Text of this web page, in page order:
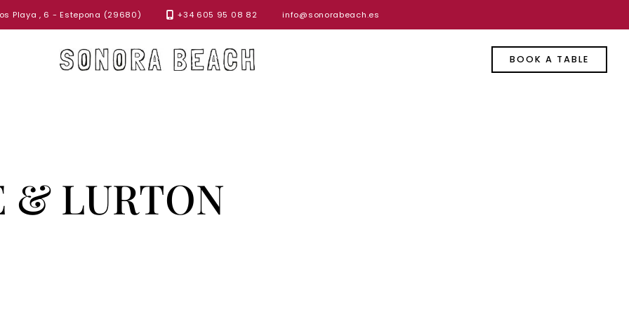
Playa , 6 - Estepona (29680) +34 605 95 08 82 info@sonorabeach.es
BOOK A TABLE
& LURTON